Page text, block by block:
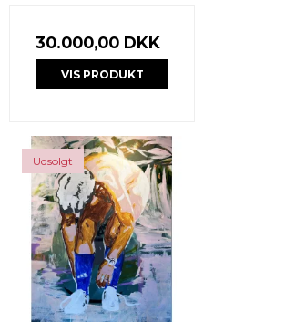
30.000,00 DKK
VIS PRODUKT
Udsolgt